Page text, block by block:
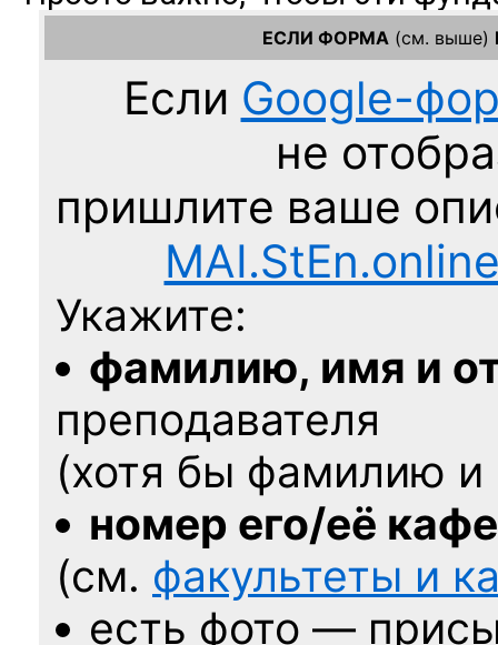
ЕСЛИ ФОРМА (см. выше)
Если Google-
не
пришлите ваше
Укажите:
фамилию, имя и
преподавателя
(хотя бы фамилию
номер его/её
(см. факультеты и
есть фото —